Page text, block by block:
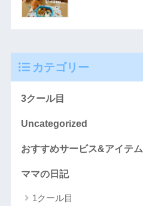
カテゴリー
3クール目
Uncategorized
おすすめサービス&アイテム
ママの日記
1クール目